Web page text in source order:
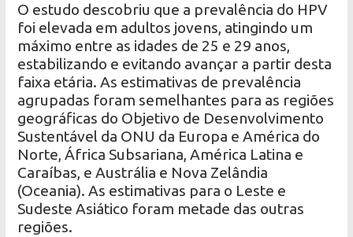
O estudo descobriu que a prevalência do HPV
foi elevada em adultos jovens, atingindo um
máximo entre as idades de 25 e 29 anos,
estabilizando e evitando avançar a partir desta
faixa etária. As estimativas de prevalência
agrupadas foram semelhantes para as regiões
geográficas do Objetivo de Desenvolvimento
Sustentável da ONU da Europa e América do
Norte, África Subsariana, América Latina e
Caraíbas, e Austrália e Nova Zelândia
(Oceania). As estimativas para o Leste e
Sudeste Asiático foram metade das outras
regiões.